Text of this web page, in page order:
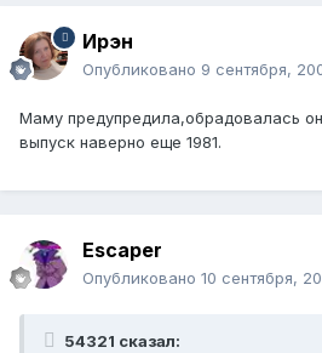
Ирэн
Опубликовано 9 сентября,
Маму предупредила,обрадовалась
выпуск наверно еще 1981.
Escaper
Опубликовано 10 сентября,
54321 сказал: